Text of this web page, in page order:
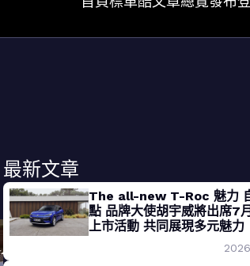
最新文章
The all-new T-Roc 魅力
點 品牌大使胡宇威將出席7
上市活動 共同展現多元魅力